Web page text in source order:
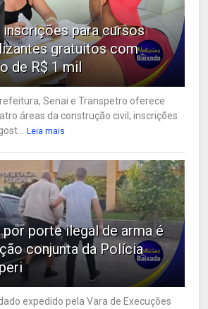
inscrições para cursos
gratuitos com
de R$ 1 mil
Senai e Transpetro oferece
áreas da construção civil; inscrições
Leia mais
por porte ilegal de arma é
conjunta da Polícia
expedido pela Vara de Execuções